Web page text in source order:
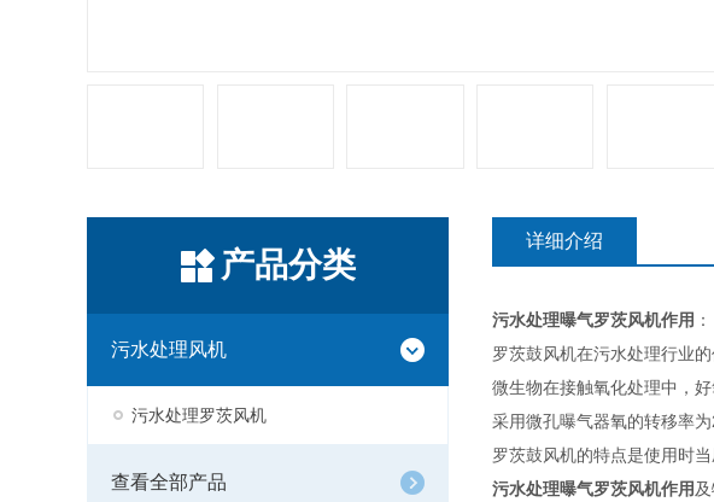
产品分类
污水处理风机
污水处理罗茨风机
查看全部产品
详细介绍
污水处理曝气罗茨风机作用 ：
罗茨鼓风机在污水处理行业
微生物在接触氧化处理中，
采用微孔曝气器氧的转移率
罗茨鼓风机的特点是使用时
污水处理曝气罗茨风机作用及